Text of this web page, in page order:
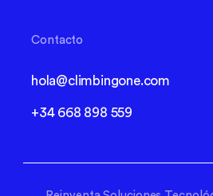
Contacto
hola@climbingone.com
+34 668 898 559